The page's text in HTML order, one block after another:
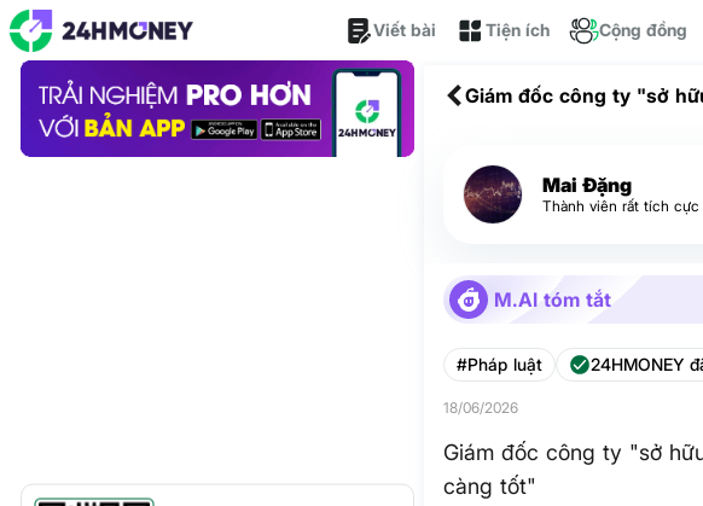
Viết bài Tiện ích Cộng đồng
Giám đốc công ty "sở
Mai Đặng
Thành viên rất tích cực
M.AI tóm tắt
#Pháp luật 24HMONEY
18/06/2026
Giám đốc công ty "sở
càng tốt"